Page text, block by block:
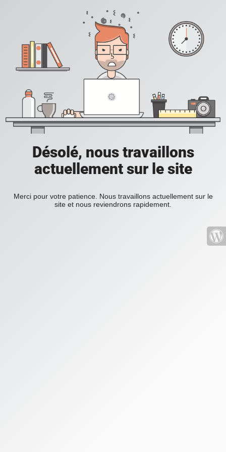
Désolé, nous travaillons
actuellement sur le site
Merci pour votre patience. Nous travaillons actuellement sur le
site et nous reviendrons rapidement.